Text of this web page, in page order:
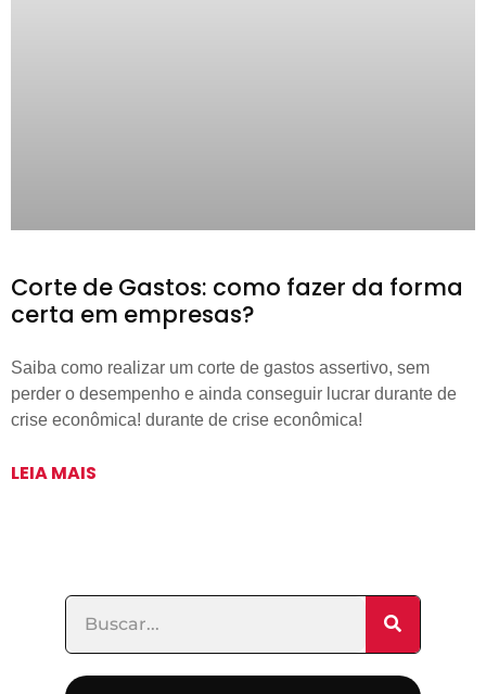
Corte de Gastos: como fazer da forma
certa em empresas?
Saiba como realizar um corte de gastos assertivo, sem
perder o desempenho e ainda conseguir lucrar durante de
crise econômica! durante de crise econômica!
LEIA MAIS